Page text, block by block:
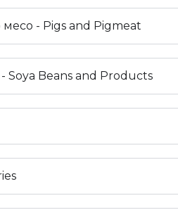
- Pigs and Pigmeat
Soya Beans and Products